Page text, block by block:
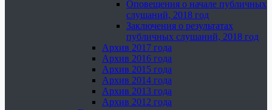
Оповещения о начале публичных
слушаний, 2018 год
Заключения о результатах
публичных слушаний, 2018 год
Архив 2017 года
Архив 2016 года
Архив 2015 года
Архив 2014 года
Архив 2013 года
Архив 2012 года